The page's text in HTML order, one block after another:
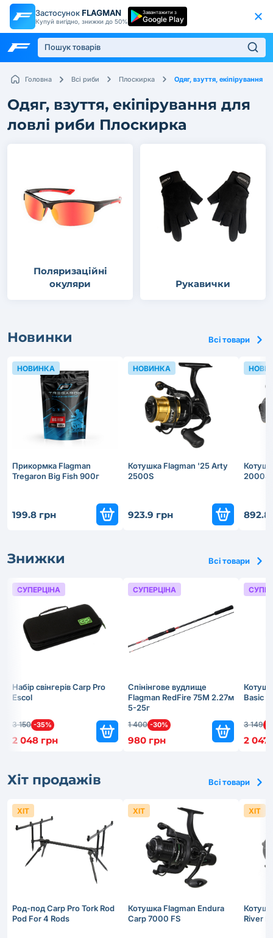
Застосунок FLAGMAN
Купуй вигідно, знижки до 50%
Завантажити з
Google Play
Головна Всі риби Плоскирка Одяг, взуття, екіпірування
Одяг, взуття, екіпірування для
ловлі риби Плоскирка
Поляризаційні
окуляри
Рукавички
Новинки Всі товари
Прикормка Flagman
Tregaron Big Fish 900г
199.8 грн
НОВИНКА
Котушка Flagman '25 Arty
2500S
923.9 грн
НОВИНКА
2000S
892.8
Знижки Всі товари
Набір свінгерів Carp Pro
Escol
3 150 -35%
2 048 грн
СУПЕРЦІНА
Спінінгове вудлище
Flagman RedFire 75M 2.27м
5-25г
1 400 -30%
980 грн
СУПЕРЦІНА
Basic
3 149
2 047
Хіт продажів Всі товари
Род-под Carp Pro Tork Rod
Pod For 4 Rods
ХІТ
Котушка Flagman Endura
Carp 7000 FS
ХІТ
River
ХІТ